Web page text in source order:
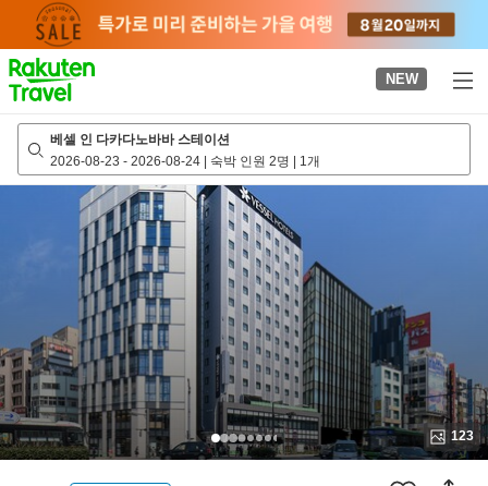
page
NEW
베셀 인 다카다노바바 스테이션
2026-08-23 - 2026-08-24 | 숙박 인원 2명 | 1개
123